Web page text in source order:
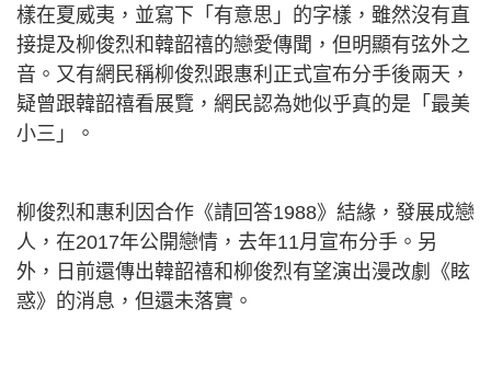
樣在夏威夷，並寫下「有意思」的字樣，雖然沒有直
接提及柳俊烈和韓韶禧的戀愛傳聞，但明顯有弦外之
音。又有網民稱柳俊烈跟惠利正式宣布分手後兩天，
疑曾跟韓韶禧看展覽，網民認為她似乎真的是「最美
小三」。
柳俊烈和惠利因合作《請回答1988》結緣，發展成戀
人，在2017年公開戀情，去年11月宣布分手。另
外，日前還傳出韓韶禧和柳俊烈有望演出漫改劇《眩
惑》的消息，但還未落實。